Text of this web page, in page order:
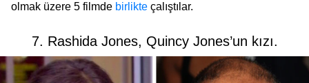
olmak üzere 5 filmde birlikte çalıştılar.
7. Rashida Jones, Quincy Jones’un kızı.